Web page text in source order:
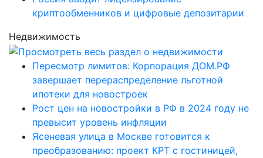
криптообменников и цифровые депозитарии
Недвижимость
Пересмотр лимитов: Корпорация ДОМ.РФ
завершает перераспределение льготной
ипотеки для новостроек
Рост цен на новостройки в РФ в 2024 году не
превысит уровень инфляции
Ясеневая улица в Москве готовится к
преобразованию: проект КРТ с гостиницей,